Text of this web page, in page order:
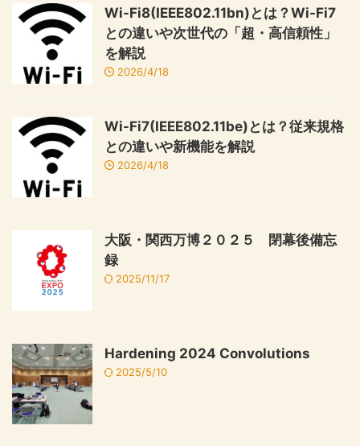
Wi-Fi8(IEEE802.11bn)とは？Wi-Fi7
との違いや次世代の「超・高信頼性」
を解説
2026/4/18
Wi-Fi7(IEEE802.11be)とは？従来規格
との違いや新機能を解説
2026/4/18
大阪・関西万博２０２５ 閉幕後備忘
録
2025/11/17
Hardening 2024 Convolutions
2025/5/10